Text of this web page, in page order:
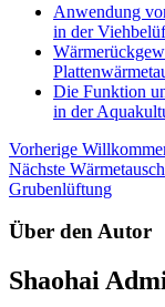
Anwendung
in der
Die Funktion
in der
Beitrags-
Navigation
Vorherige
Nächste
Grubenlüftung
Über den Autor
Shaohai